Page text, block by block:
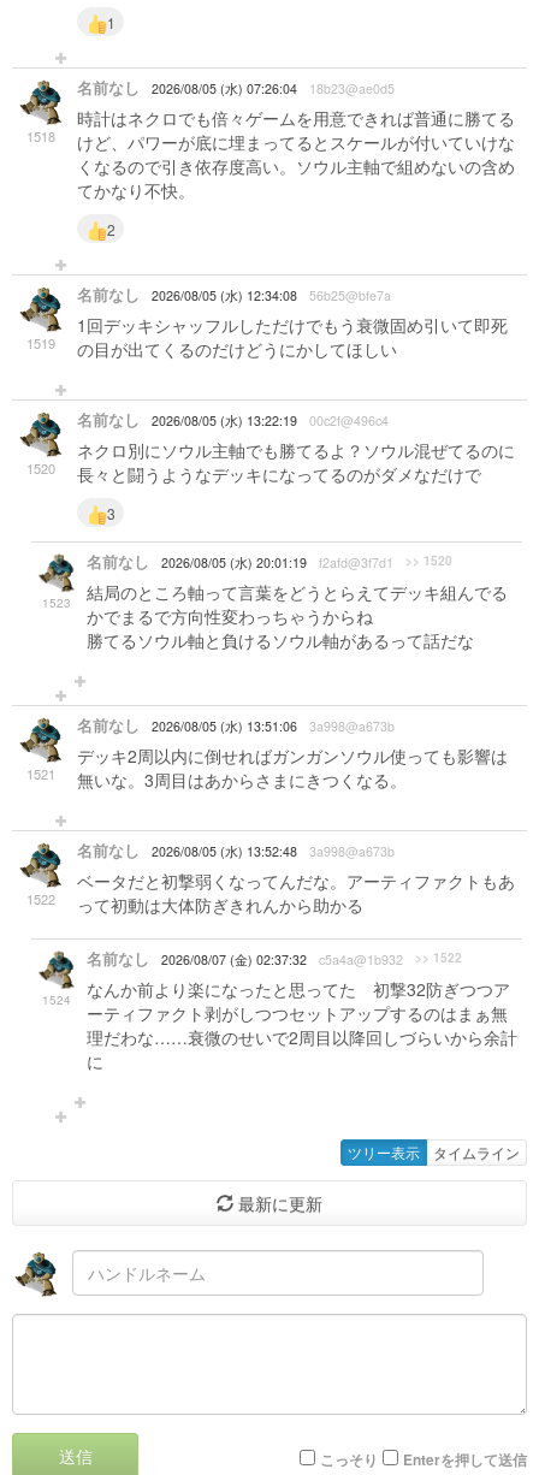
1
1518
名前なし 2026/08/05 (水) 07:26:04 18b23@ae0d5
時計はネクロでも倍々ゲームを用意できれば普通に勝てる
けど、パワーが底に埋まってるとスケールが付いていけな
くなるので引き依存度高い。ソウル主軸で組めないの含め
てかなり不快。
2
1519
名前なし 2026/08/05 (水) 12:34:08 56b25@bfe7a
1回デッキシャッフルしただけでもう衰微固め引いて即死
の目が出てくるのだけどうにかしてほしい
1520
名前なし 2026/08/05 (水) 13:22:19 00c2f@496c4
ネクロ別にソウル主軸でも勝てるよ？ソウル混ぜてるのに
長々と闘うようなデッキになってるのがダメなだけで
3
1523
名前なし 2026/08/05 (水) 20:01:19 f2afd@3f7d1 >> 1520
結局のところ軸って言葉をどうとらえてデッキ組んでる
かでまるで方向性変わっちゃうからね
勝てるソウル軸と負けるソウル軸があるって話だな
1521
名前なし 2026/08/05 (水) 13:51:06 3a998@a673b
デッキ2周以内に倒せればガンガンソウル使っても影響は
無いな。3周目はあからさまにきつくなる。
1522
名前なし 2026/08/05 (水) 13:52:48 3a998@a673b
ベータだと初撃弱くなってんだな。アーティファクトもあ
って初動は大体防ぎきれんから助かる
1524
名前なし 2026/08/07 (金) 02:37:32 c5a4a@1b932 >> 1522
なんか前より楽になったと思ってた 初撃32防ぎつつア
ーティファクト剥がしつつセットアップするのはまぁ無
理だわな……衰微のせいで2周目以降回しづらいから余計
に
ツリー表示 タイムライン
最新に更新
送信 こっそり Enterを押して送信